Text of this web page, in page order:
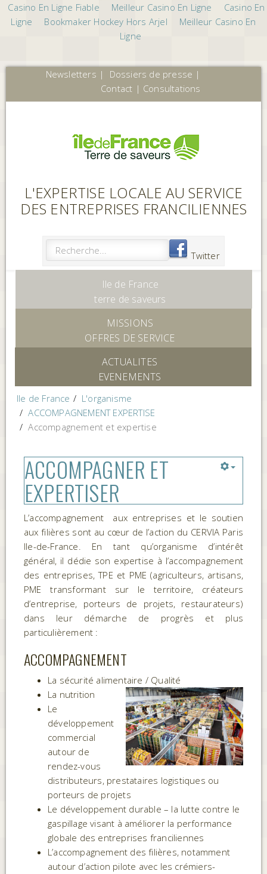
Casino En Ligne Fiable Meilleur Casino En Ligne
Casino En
Ligne
Bookmaker Hockey Hors Arjel
Meilleur Casino En
Ligne
Newsletters | Dossiers de presse |
Contact | Consultations
L'EXPERTISE LOCALE AU SERVICE
DES ENTREPRISES FRANCILIENNES
Twitter
Ile de France
terre de saveurs
MISSIONS
OFFRES DE SERVICE
ACTUALITES
EVENEMENTS
Ile de France
L'organisme
ACCOMPAGNEMENT EXPERTISE
Accompagnement et expertise
ACCOMPAGNER ET
EXPERTISER
L’accompagnement aux entreprises et le soutien
aux filières sont au cœur de l’action du CERVIA Paris
Ile-de-France. En tant qu’organisme d’intérêt
général, il dédie son expertise à l’accompagnement
des entreprises, TPE et PME (agriculteurs, artisans,
PME transformant sur le territoire, créateurs
d’entreprise, porteurs de projets, restaurateurs)
dans leur démarche de progrès et plus
particulièrement :
ACCOMPAGNEMENT
La sécurité alimentaire / Qualité
La nutrition
Le
développement
commercial
autour de
rendez-vous
distributeurs, prestataires logistiques ou
porteurs de projets
Le développement durable – la lutte contre le
gaspillage visant à améliorer la performance
globale des entreprises franciliennes
L’accompagnement des filières, notamment
autour d’action pilote avec les crémiers-